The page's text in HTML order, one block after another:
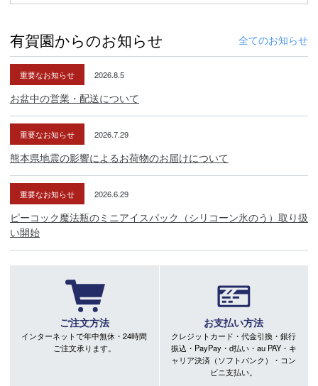
有賀園からのお知らせ 全てのお知らせ
重要なお知らせ 2026.8.5
お盆中の営業・配送について
重要なお知らせ 2026.7.29
熊本県地震の影響によるお荷物のお届けについて
重要なお知らせ 2026.6.29
ピーコック魔法瓶のミニアイスパック（シリコーン氷のう）取り扱
い開始
ご注文方法
インターネットで年中無休・24時間
ご注文承ります。
お支払い方法
クレジットカード・代金引換・銀行
振込・PayPay・d払い・au PAY・キ
ャリア決済（ソフトバンク）・コン
ビニ支払い。